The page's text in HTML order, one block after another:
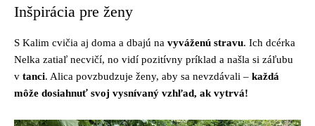
Inšpirácia pre ženy
S Kalim cvičia aj doma a dbajú na vyváženú stravu. Ich dcérka
Nelka zatiaľ necvičí, no vidí pozitívny príklad a našla si záľubu
v tanci. Alica povzbudzuje ženy, aby sa nevzdávali – každá
môže dosiahnuť svoj vysnívaný vzhľad, ak vytrvá!